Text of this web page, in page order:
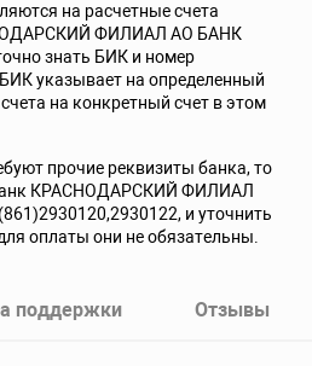
на расчетные счета
ФИЛИАЛ АО БАНК
знать БИК и номер
указывает на определенный
на конкретный счет в этом
прочие реквизиты банка, то
КРАСНОДАРСКИЙ ФИЛИАЛ
и уточнить
оплаты они не обязательны.
поддержки Отзывы